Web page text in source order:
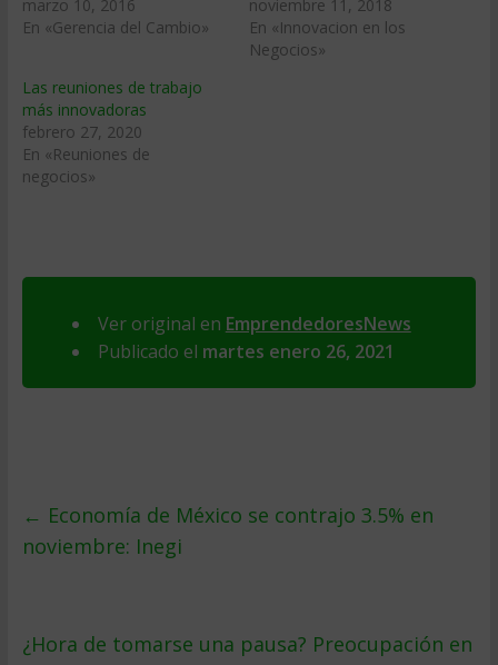
marzo 10, 2016
En «Gerencia del Cambio»
noviembre 11, 2018
En «Innovacion en los
Negocios»
Las reuniones de trabajo
más innovadoras
febrero 27, 2020
En «Reuniones de
negocios»
Ver original en EmprendedoresNews
Publicado el martes enero 26, 2021
← Economía de México se contrajo 3.5% en
noviembre: Inegi
¿Hora de tomarse una pausa? Preocupación en